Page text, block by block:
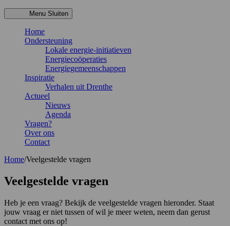
Menu Sluiten
Home
Ondersteuning
Lokale energie-initiatieven
Energiecoöperaties
Energiegemeenschappen
Inspiratie
Verhalen uit Drenthe
Actueel
Nieuws
Agenda
Vragen?
Over ons
Contact
Home/Veelgestelde vragen
Veelgestelde vragen
Heb je een vraag? Bekijk de veelgestelde vragen hieronder. Staat
jouw vraag er niet tussen of wil je meer weten, neem dan gerust
contact met ons op!